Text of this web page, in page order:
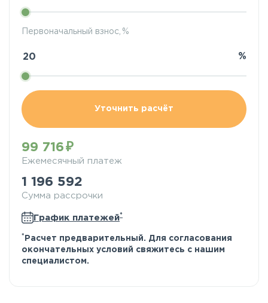
Первоначальный взнос, %
%
Уточнить расчёт
99 716
Ежемесячный платеж
1 196 592
Сумма рассрочки
График платежей*
* Расчет предварительный. Для согласования
окончательных условий свяжитесь с нашим
специалистом.